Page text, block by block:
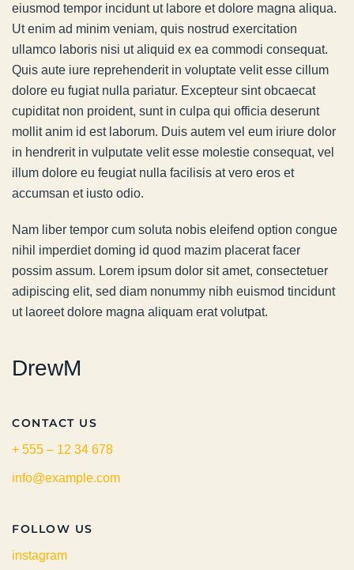
eiusmod tempor incidunt ut labore et dolore magna aliqua.
Ut enim ad minim veniam, quis nostrud exercitation
ullamco laboris nisi ut aliquid ex ea commodi consequat.
Quis aute iure reprehenderit in voluptate velit esse cillum
dolore eu fugiat nulla pariatur. Excepteur sint obcaecat
cupiditat non proident, sunt in culpa qui officia deserunt
mollit anim id est laborum. Duis autem vel eum iriure dolor
in hendrerit in vulputate velit esse molestie consequat, vel
illum dolore eu feugiat nulla facilisis at vero eros et
accumsan et iusto odio.
Nam liber tempor cum soluta nobis eleifend option congue
nihil imperdiet doming id quod mazim placerat facer
possim assum. Lorem ipsum dolor sit amet, consectetuer
adipiscing elit, sed diam nonummy nibh euismod tincidunt
ut laoreet dolore magna aliquam erat volutpat.
DrewM
CONTACT US
+ 555 – 12 34 678
info@example.com
FOLLOW US
instagram